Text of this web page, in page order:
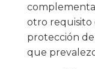
otro requisito
protección
que